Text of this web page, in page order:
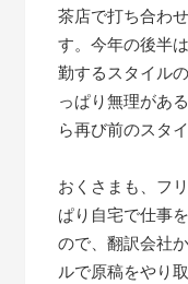
茶店で打ち合わ
す。今年の後半
勤するスタイル
っぱり無理があ
ら再び前のスタ
おくさまも、フ
ぱり自宅で仕事
ので、翻訳会社
ルで原稿をやり